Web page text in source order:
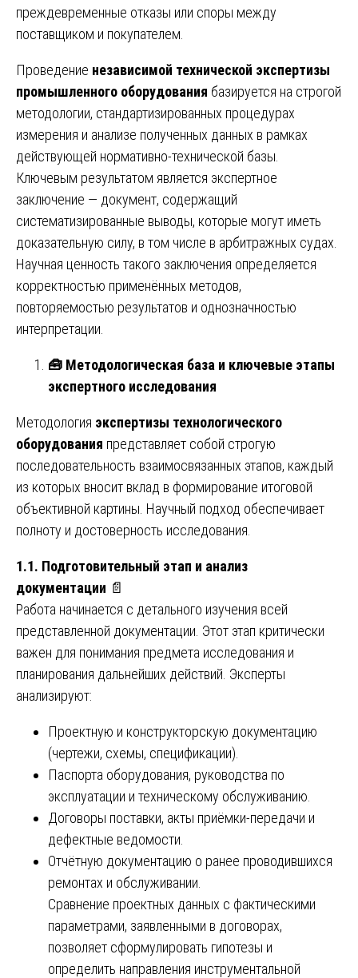
преждевременные отказы или споры между
поставщиком и покупателем.
Проведение независимой технической экспертизы
промышленного оборудования базируется на строгой
методологии, стандартизированных процедурах
измерения и анализе полученных данных в рамках
действующей нормативно-технической базы.
Ключевым результатом является экспертное
заключение — документ, содержащий
систематизированные выводы, которые могут иметь
доказательную силу, в том числе в арбитражных судах.
Научная ценность такого заключения определяется
корректностью применённых методов,
повторяемостью результатов и однозначностью
интерпретации.
🧰 Методологическая база и ключевые этапы
экспертного исследования
Методология экспертизы технологического
оборудования представляет собой строгую
последовательность взаимосвязанных этапов, каждый
из которых вносит вклад в формирование итоговой
объективной картины. Научный подход обеспечивает
полноту и достоверность исследования.
1.1. Подготовительный этап и анализ
документации 📄
Работа начинается с детального изучения всей
представленной документации. Этот этап критически
важен для понимания предмета исследования и
планирования дальнейших действий. Эксперты
анализируют:
Проектную и конструкторскую документацию
(чертежи, схемы, спецификации).
Паспорта оборудования, руководства по
эксплуатации и техническому обслуживанию.
Договоры поставки, акты приёмки-передачи и
дефектные ведомости.
Отчётную документацию о ранее проводившихся
ремонтах и обслуживании.
Сравнение проектных данных с фактическими
параметрами, заявленными в договорах,
позволяет сформулировать гипотезы и
определить направления инструментальной